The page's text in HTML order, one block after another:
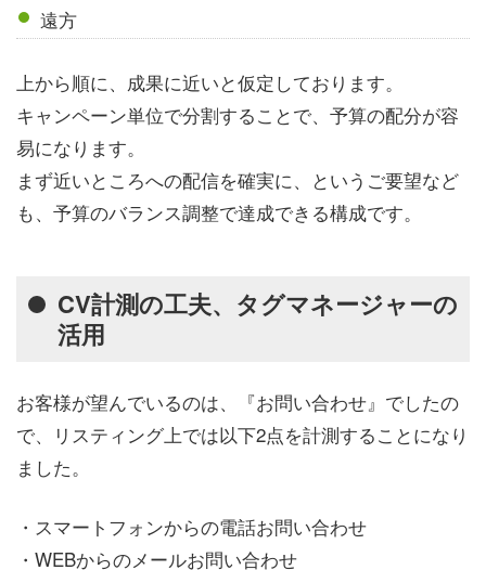
遠方
上から順に、成果に近いと仮定しております。
キャンペーン単位で分割することで、予算の配分が容
易になります。
まず近いところへの配信を確実に、というご要望など
も、予算のバランス調整で達成できる構成です。
CV計測の工夫、タグマネージャーの
活用
お客様が望んでいるのは、『お問い合わせ』でしたの
で、リスティング上では以下2点を計測することになり
ました。
・スマートフォンからの電話お問い合わせ
・WEBからのメールお問い合わせ